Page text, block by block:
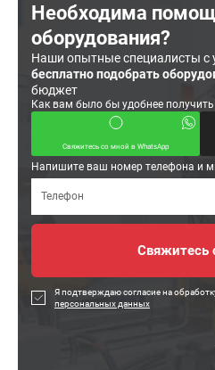
Необходима
оборудования?
Наши опытные специалисты с
бесплатно подобрать
бюджет
Как вам было бы удобнее
Свяжитесь со мной в WhatsApp
Напишите ваш номер телефона и
Я подтверждаю согласие на
персональных данных